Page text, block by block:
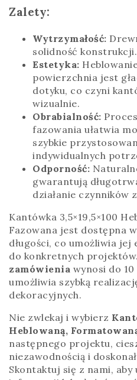
Zalety:
Wytrzymałość:
solidność konstrukcji.
Estetyka:
powierzchnia jest
dotyku, co czyni
wizualnie.
Obrabialność:
fazowania ułatwia
szybkie
indywidualnych
Odporność:
gwarantują
działanie czynników
Kantówka 3,5×19,5×100
Fazowana jest dostępna
długości, co umożliwia
do konkretnych projektów.
zamówienia wynosi do
umożliwia szybką
dekoracyjnych.
Nie zwlekaj i wybierz
Heblowaną,
następnego projektu,
niezawodnością i
Skontaktuj się z nami, aby